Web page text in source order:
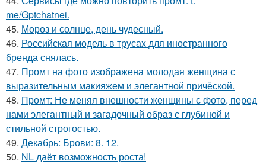
me/Gptchatnei.
45. Мороз и солнце, день чудесный.
46. Российская модель в трусах для иностранного
бренда снялась.
47. Промт на фото изображена молодая женщина с
выразительным макияжем и элегантной причёской.
48. Промт: Не меняя внешности женщины с фото, перед
нами элегантный и загадочный образ с глубиной и
стильной строгостью.
49. Декабрь: Брови: 8. 12.
50. NL даёт возможность роста!